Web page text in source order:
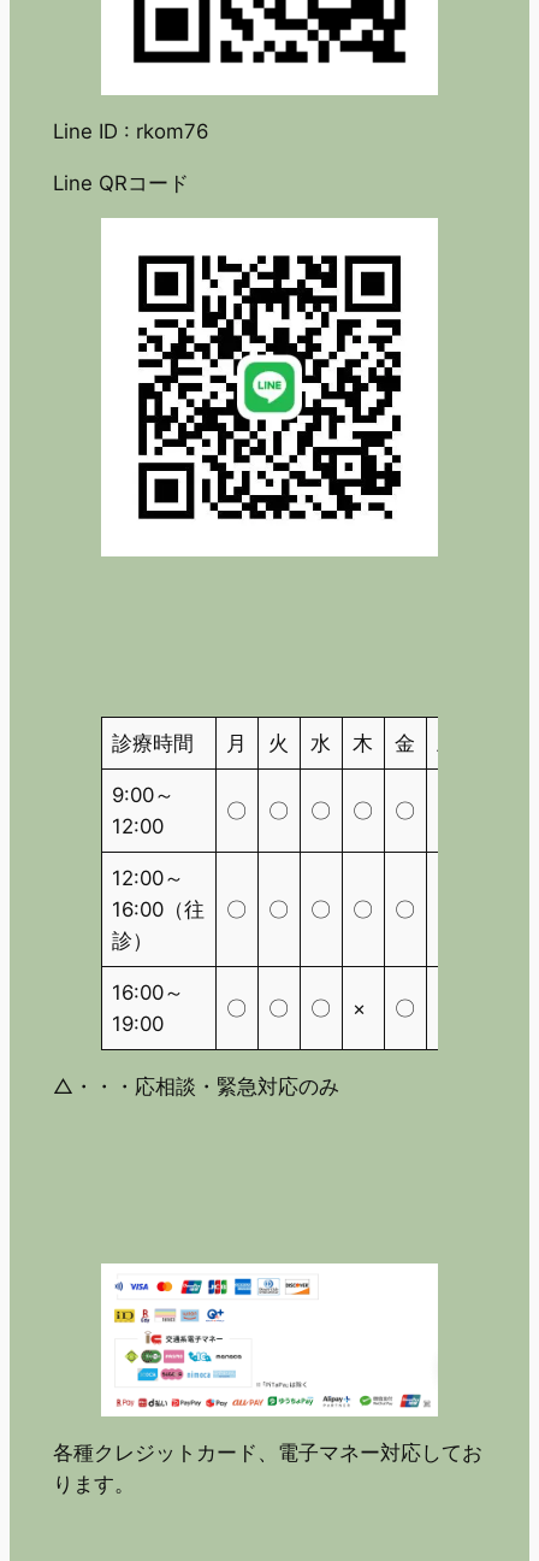
Line ID : rkom76
Line QRコード
診療時間 月 火 水 木 金 土
9:00～
12:00
〇 〇 〇 〇 〇
12:00～
16:00（往
診）
〇 〇 〇 〇 〇
16:00～
19:00
〇 〇 〇 × 〇
△・・・応相談・緊急対応のみ
各種クレジットカード、電子マネー対応してお
ります。